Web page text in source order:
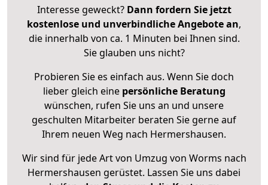
Interesse geweckt? Dann fordern Sie jetzt
kostenlose und unverbindliche Angebote an,
die innerhalb von ca. 1 Minuten bei Ihnen sind.
Sie glauben uns nicht?
Probieren Sie es einfach aus. Wenn Sie doch
lieber gleich eine persönliche Beratung
wünschen, rufen Sie uns an und unsere
geschulten Mitarbeiter beraten Sie gerne auf
Ihrem neuen Weg nach Hermershausen.
Wir sind für jede Art von Umzug von Worms nach
Hermershausen gerüstet. Lassen Sie uns dabei